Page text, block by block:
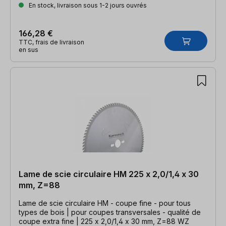
En stock, livraison sous 1-2 jours ouvrés
166,28 €
TTC, frais de livraison
en sus
Lame de scie circulaire HM 225 x 2,0/1,4 x 30
mm, Z=88
Lame de scie circulaire HM - coupe fine - pour tous
types de bois | pour coupes transversales - qualité de
coupe extra fine | 225 x 2,0/1,4 x 30 mm, Z=88 WZ